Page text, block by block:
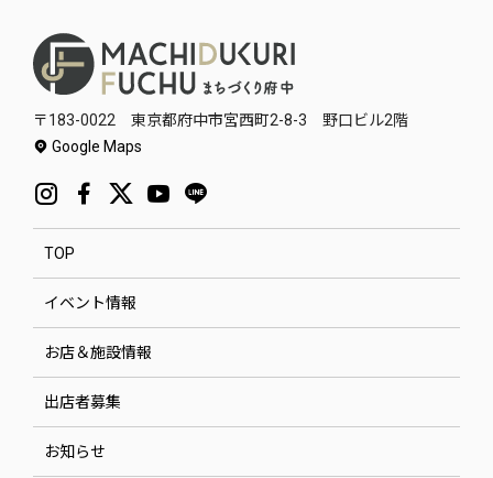
〒183-0022 東京都府中市宮西町2-8-3 野口ビル2階
Google Maps
TOP
イベント情報
お店＆施設情報
出店者募集
お知らせ